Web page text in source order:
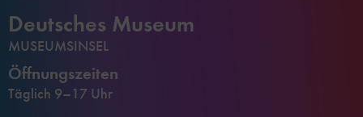
Deutsches Museum
MUSEUMSINSEL
Öffnungszeiten
Täglich 9–17 Uhr